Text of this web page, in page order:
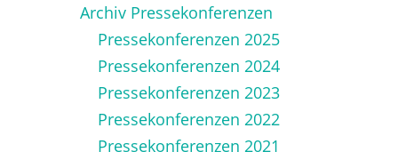
Archiv Pressekonferenzen
Pressekonferenzen 2025
Pressekonferenzen 2024
Pressekonferenzen 2023
Pressekonferenzen 2022
Pressekonferenzen 2021